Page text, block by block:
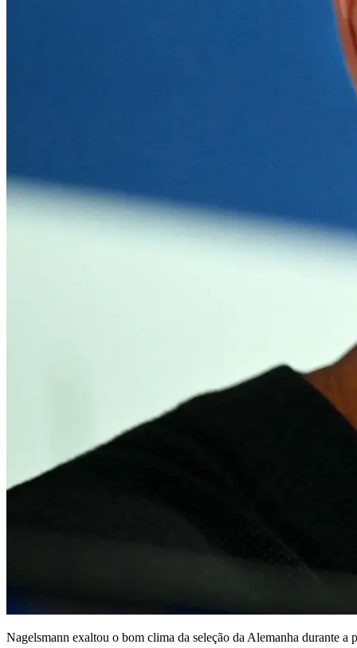
Nagelsmann exaltou o bom clima da seleção da Alemanha durante